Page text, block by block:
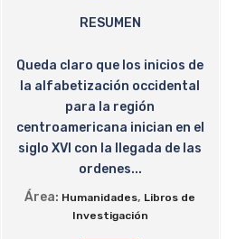
RESUMEN
Queda claro que los inicios de
la alfabetización occidental
para la región
centroamericana inician en el
siglo XVI con la llegada de las
ordenes...
Área: Humanidades, Libros de
Investigación